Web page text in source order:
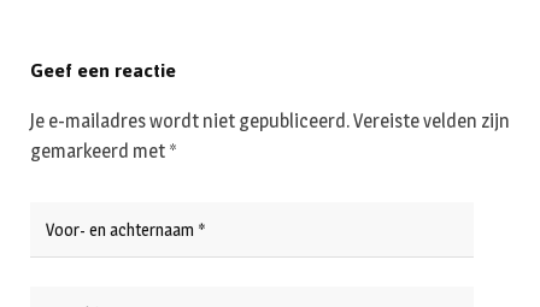
Geef een reactie
Je e-mailadres wordt niet gepubliceerd.Vereiste velden zijn
gemarkeerd met *